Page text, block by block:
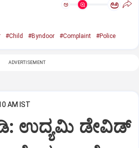
ಅ ಅ
#Child #Byndoor #Complaint #Police
ADVERTISEMENT
AM IST
ಉದ್ಯಮಿ ಡೇವಿಡ್